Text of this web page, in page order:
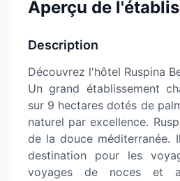
Aperçu de
Description
Découvrez l'hôtel Ruspina
Un grand établissement
sur 9 hectares dotés de
naturel par excellence.
de la douce méditerranée.
destination pour les
voyages de noces et